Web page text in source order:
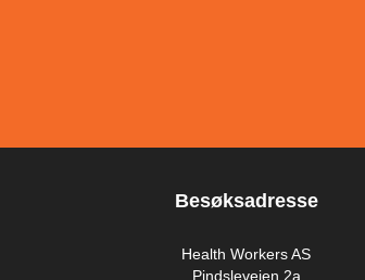
Besøksadresse
Health Workers AS
Pindsleveien 2a